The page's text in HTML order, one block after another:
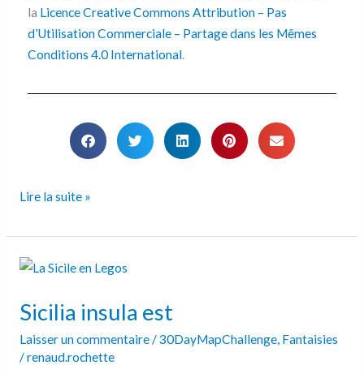
la Licence Creative Commons Attribution – Pas
d’Utilisation Commerciale – Partage dans les Mêmes
Conditions 4.0 International.
Lire la suite »
Sicilia insula est
Laisser un commentaire/30DayMapChallenge, Fantaisies
/renaud.rochette
Sicilia
est